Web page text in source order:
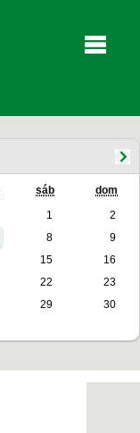
sáb dom
1
2
8
9
15
16
22
23
29
30